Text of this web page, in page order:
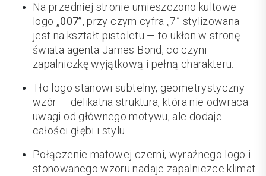
Na przedniej stronie umieszczono kultowe
logo „007”, przy czym cyfra „7” stylizowana
jest na kształt pistoletu — to ukłon w stronę
świata agenta James Bond, co czyni
zapalniczkę wyjątkową i pełną charakteru.
Tło logo stanowi subtelny, geometrystyczny
wzór — delikatna struktura, która nie odwraca
uwagi od głównego motywu, ale dodaje
całości głębi i stylu.
Połączenie matowej czerni, wyraźnego logo i
stonowanego wzoru nadaje zapalniczce klimat